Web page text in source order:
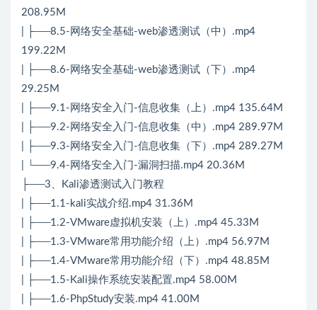
208.95M
| ├──8.5-网络安全基础-web渗透测试（中）.mp4
199.22M
| ├──8.6-网络安全基础-web渗透测试（下）.mp4
29.25M
| ├──9.1-网络安全入门-信息收集（上）.mp4 135.64M
| ├──9.2-网络安全入门-信息收集（中）.mp4 289.97M
| ├──9.3-网络安全入门-信息收集（下）.mp4 289.27M
| └──9.4-网络安全入门-漏洞扫描.mp4 20.36M
├──3、Kali渗透测试入门教程
| ├──1.1-kali实战介绍.mp4 31.36M
| ├──1.2-VMware虚拟机安装（上）.mp4 45.33M
| ├──1.3-VMware常用功能介绍（上）.mp4 56.97M
| ├──1.4-VMware常用功能介绍（下）.mp4 48.85M
| ├──1.5-Kali操作系统安装配置.mp4 58.00M
| ├──1.6-PhpStudy安装.mp4 41.00M